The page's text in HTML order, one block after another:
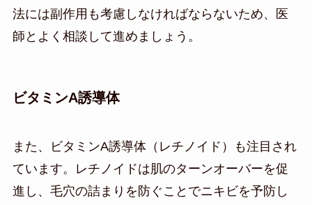
法には副作用も考慮しなければならないため、医
師とよく相談して進めましょう。
ビタミンA誘導体
また、ビタミンA誘導体（レチノイド）も注目され
ています。レチノイドは肌のターンオーバーを促
進し、毛穴の詰まりを防ぐことでニキビを予防し